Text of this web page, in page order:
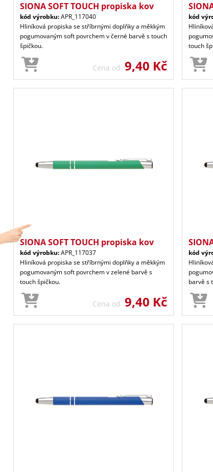
SIONA SOFT TOUCH propiska kov
kód výrobku:APR_117040
Hliníková propiska se stříbrnými doplňky a měkkým
pogumovaným soft povrchem v černé barvě s touch
špičkou.
Cena od 9,40 Kč
kód
touch
SIONA SOFT TOUCH propiska kov
kód výrobku:APR_117037
Hliníková propiska se stříbrnými doplňky a měkkým
pogumovaným soft povrchem v zelené barvě s
touch špičkou.
Cena od 9,40 Kč
kód
barvě s